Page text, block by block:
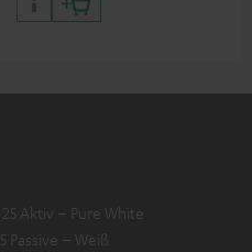
Aktiv – Pure White
Passive – Weiß